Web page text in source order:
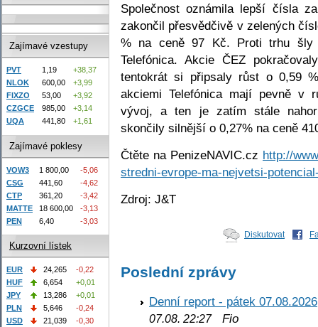
Společnost oznámila lepší čísla
zakončil přesvědčivě v zelených
% na ceně 97 Kč. Proti trhu šly
Telefónica. Akcie ČEZ
tentokrát si připsaly růst o 0,59
akciemi Telefónica mají pevně v
vývoj, a ten je zatím stále
skončily silnější o 0,27% na ceně
Čtěte na PenizeNAVIC.cz http://
stredni-evrope-ma-nejvetsi-
Zdroj: J&T
Diskutovat
Poslední zprávy
Denní report - pátek 07.08.2026
07.08. 22:27Fio
Zajímavé vzestupy
PVT 1,19
+38,37
NLOK
600,00
+3,99
FIXZO
53,00
+3,92
CZGCE
985,00
+3,14
UQA
441,80 +1,61
Zajímavé poklesy
VOW3 1 800,00
-5,06
CSG
441,60
-4,62
CTP
361,20
-3,42
MATTE
18 600,00
-3,13
PEN
6,40 -3,03
Kurzovní lístek
EUR 24,265
-0,22
HUF
6,654
+0,01
JPY
13,286
+0,01
PLN
5,646
-0,24
USD
21,039 -0,30